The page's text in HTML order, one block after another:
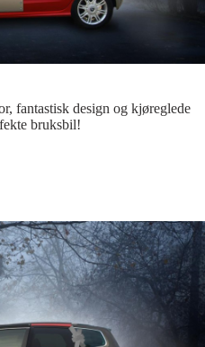
fantastisk design og kjøreglede
bruksbil!